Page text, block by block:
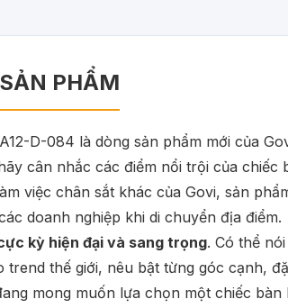
PHẨM
D-084 là dòng sản phẩm mới của
cân nhắc các điểm nổi trội của chiếc
việc chân sắt khác của Govi, sản
doanh nghiệp khi di chuyển địa điểm.
kỳ hiện đại và sang trọng. Có thể
trend thế giới, nêu bật từng góc cạnh,
mong muốn lựa chọn một chiếc